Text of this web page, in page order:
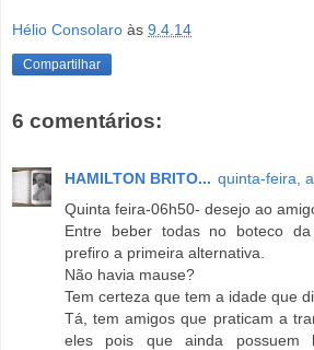
Hélio Consolaro às 9.4.14
Compartilhar
6 comentários:
HAMILTON BRITO... quinta-feira,
Quinta feira-06h50- desejo ao
Entre beber todas no boteco
prefiro a primeira alternativa.
Não havia mause?
Tem certeza que tem a idade que
Tá, tem amigos que praticam a
eles pois que ainda possuem